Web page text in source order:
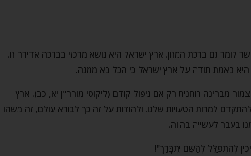
לומר גם ברכת המזון. ארץ ישראל היא נושא מרכזי בברכה אדירה זו.
באמת תודה על ארץ ישראל כי הכל בא ממנה.
מבחינה רוחנית רק אם ניפול קודם (ליקוטי מוהר"ן יא, כב). ארץ
למרות הטעויות שלנו. ולהודות על זה כך לבורא עולם, זה משהו
בעבר לעשייה בהווה.
לְהִתְפַּלֵּל לְהַשֵּׁם יִתְבָּרַךְ"!